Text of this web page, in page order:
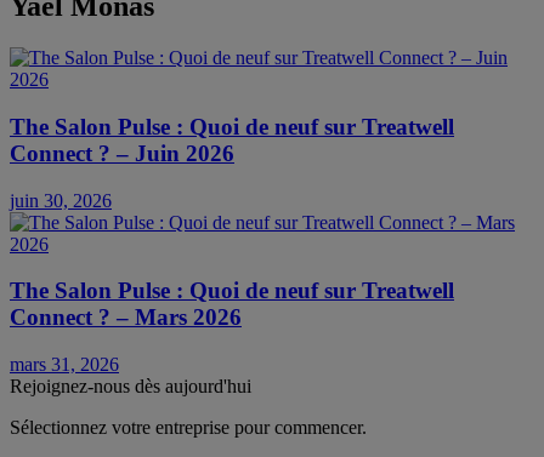
Yael Monas
The Salon Pulse : Quoi de neuf sur Treatwell
Connect ? – Juin 2026
juin 30, 2026
The Salon Pulse : Quoi de neuf sur Treatwell
Connect ? – Mars 2026
mars 31, 2026
Rejoignez-nous dès aujourd'hui
Sélectionnez votre entreprise pour commencer.